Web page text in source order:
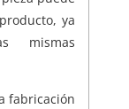
ya
mismas
fabricación